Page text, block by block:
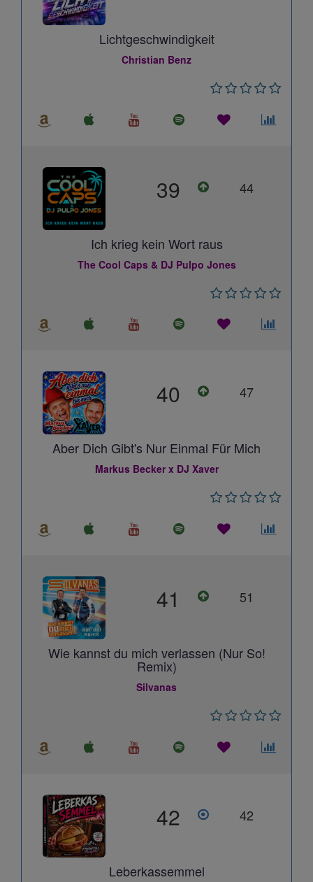
Lichtgeschwindigkeit
Christian Benz
39 44
Ich krieg kein Wort raus
The Cool Caps & DJ Pulpo Jones
40 47
Aber Dich Gibt's Nur Einmal Für Mich
Markus Becker x DJ Xaver
41 51
Wie kannst du mich verlassen (Nur So!
Remix)
Silvanas
42 42
Leberkassemmel